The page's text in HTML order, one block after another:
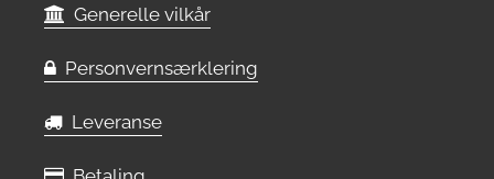
Generelle vilkår
Personvernsærklering
Leveranse